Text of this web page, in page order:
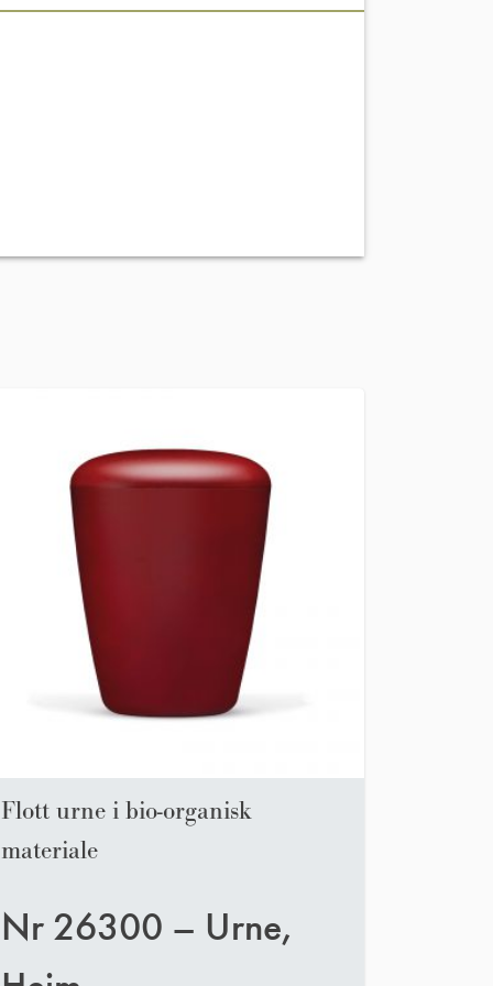
Flott urne i bio-organisk
materiale
Nr 26300 – Urne,